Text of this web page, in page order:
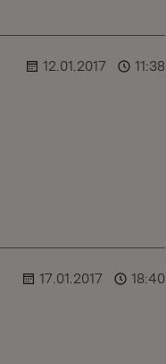
12.01.2017 11:38
17.01.2017 18:40